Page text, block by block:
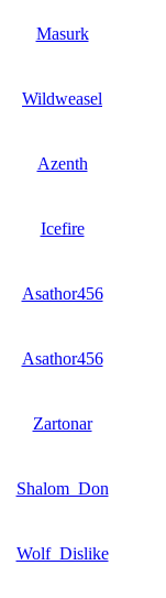
Masurk
Wildweasel
Azenth
Icefire
Asathor456
Asathor456
Zartonar
Shalom_Don
Wolf_Dislike